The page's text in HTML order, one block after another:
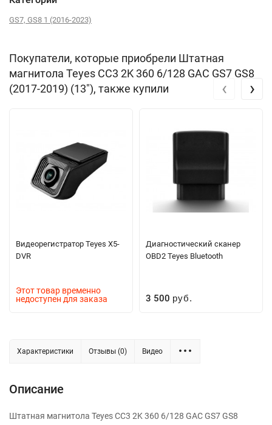
GS7, GS8 1 (2016-2023)
Покупатели, которые приобрели Штатная
магнитола Teyes CC3 2K 360 6/128 GAC GS7 GS8
(2017-2019) (13"), также купили
Видеорегистратор Teyes X5-
DVR
Этот товар временно
недоступен для заказа
Диагностический сканер
OBD2 Teyes Bluetooth
3 500 руб.
‹ ›
Характеристики Отзывы (0) Видео
Описание
Штатная магнитола Teyes CC3 2K 360 6/128 GAC GS7 GS8